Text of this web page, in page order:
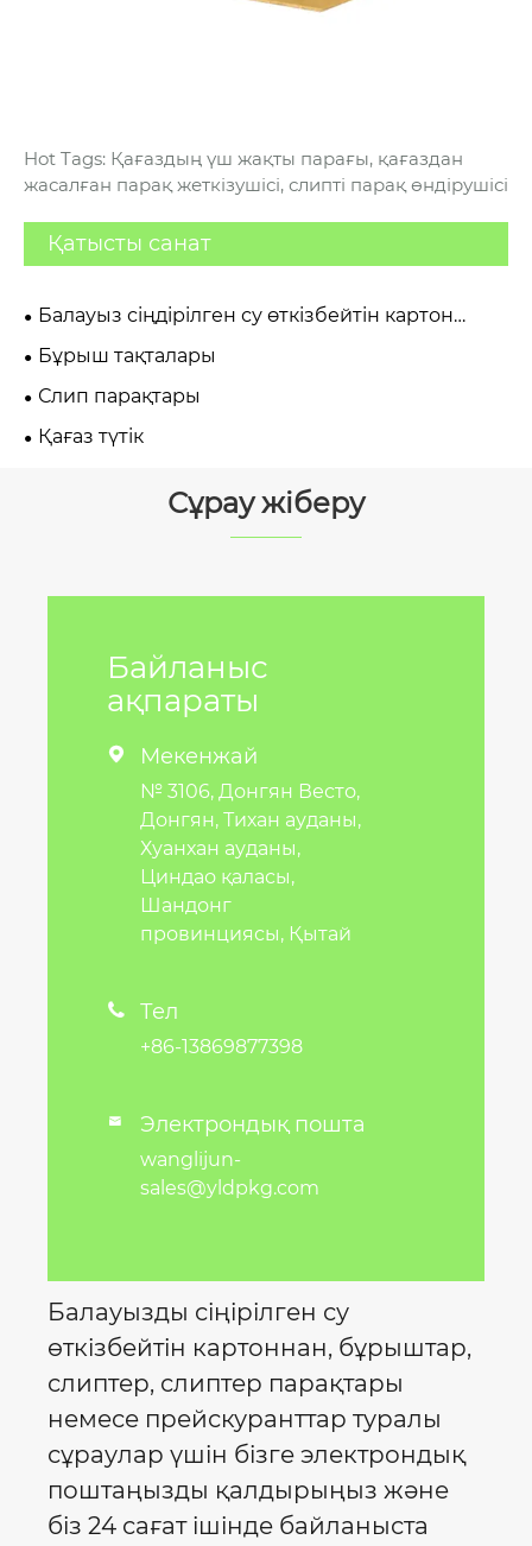
Hot Tags: Қағаздың үш жақты парағы, қағаздан
жасалған парақ жеткізушісі, слипті парақ өндірушісі
Қатысты санат
Балауыз сіңдірілген су өткізбейтін картон
қорап
Бұрыш тақталары
Слип парақтары
Қағаз түтік
Сұрау жіберу
Байланыс
ақпараты
 Мекенжай
№ 3106, Донгян Весто,
Донгян, Тихан ауданы,
Хуанхан ауданы,
Циндао қаласы,
Шандонг
провинциясы, Қытай
 Тел
+86-13869877398
 Электрондық пошта
wanglijun-
sales@yldpkg.com
Балауызды сіңірілген су
өткізбейтін картоннан, бұрыштар,
слиптер, слиптер парақтары
немесе прейскуранттар туралы
сұраулар үшін бізге электрондық
поштаңызды қалдырыңыз және
біз 24 сағат ішінде байланыста